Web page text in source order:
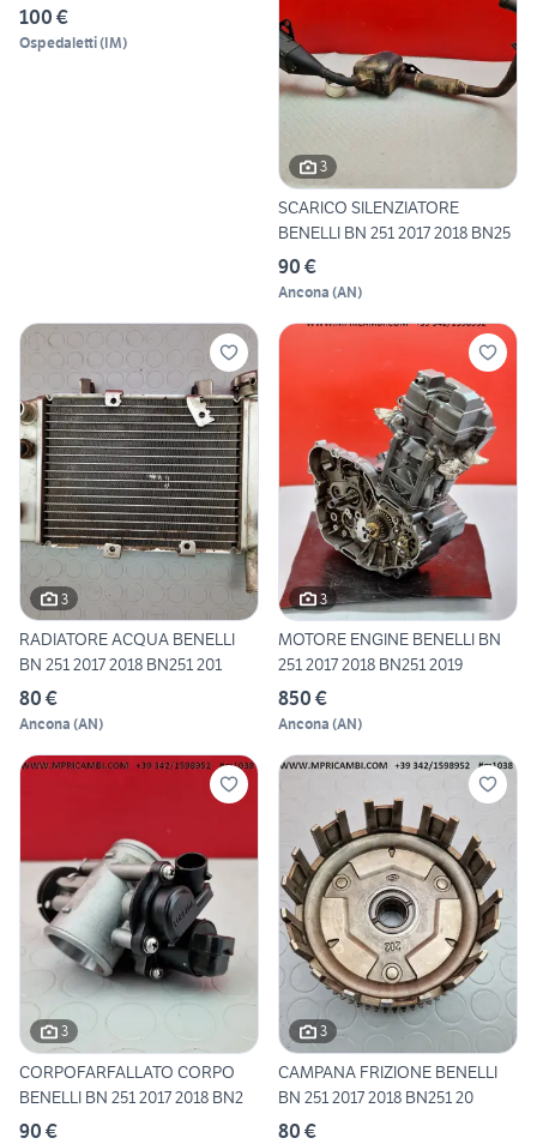
100 €
Ospedaletti(IM)
3
SCARICO SILENZIATORE
BENELLI BN 251 2017 2018 BN25
90 €
Ancona (AN)
3
RADIATORE ACQUA BENELLI
BN 251 2017 2018 BN251 201
80 €
Ancona (AN)
3
MOTORE ENGINE BENELLI BN
251 2017 2018 BN251 2019
850 €
Ancona (AN)
3
CORPOFARFALLATO CORPO
BENELLI BN 251 2017 2018 BN2
90 €
3
CAMPANA FRIZIONE BENELLI
BN 251 2017 2018 BN251 20
80 €